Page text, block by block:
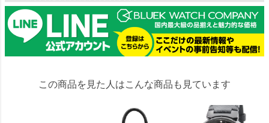
この商品を見た人はこんな商品も見ています